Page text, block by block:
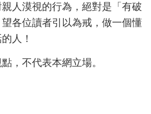
人漠視的行為，絕對是「有破
各位讀者引以為戒，做一個懂
人！
，不代表本網立場。